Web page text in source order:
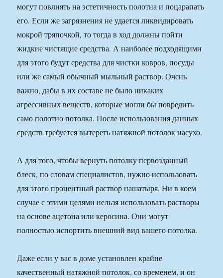
могут повлиять на эстетичность полотна и поцарапать
его. Если же загрязнения не удается ликвидировать
мокрой тряпочкой, то тогда в ход должны пойти
жидкие чистящие средства. А наиболее подходящими
для этого будут средства для чистки ковров, посуды
или же самый обычный мыльный раствор. Очень
важно, дабы в их составе не было никаких
агрессивных веществ, которые могли бы повредить
само полотно потолка. После использования данных
средств требуется вытереть натяжной потолок насухо.
А для того, чтобы вернуть потолку первозданный
блеск, по словам специалистов, нужно использовать
для этого процентный раствор нашатыря. Ни в коем
случае с этими целями нельзя использовать растворы
на основе ацетона или керосина. Они могут
полностью испортить внешний вид вашего потолка.
Даже если у вас в доме установлен крайне
качественный натяжной потолок, со временем, и он